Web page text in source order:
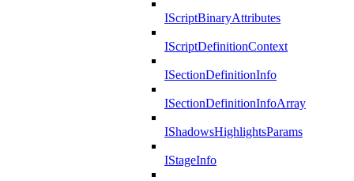
IScriptBinaryAttributes
IScriptDefinitionContext
ISectionDefinitionInfo
ISectionDefinitionInfoArray
IShadowsHighlightsParams
IStageInfo